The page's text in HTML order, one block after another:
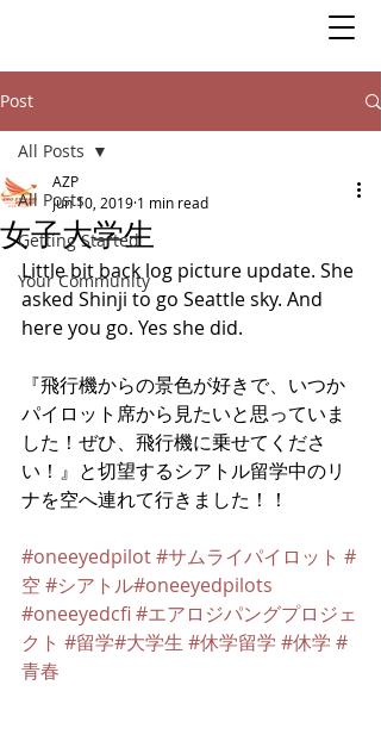
Post
All Posts
Getting Started
Your Community
All Posts
女子大学生
AZP
Jun 10, 2019 1 min read
Little bit back log picture update. She
asked Shinji to go Seattle sky. And
here you go. Yes she did.
『飛行機からの景色が好きで、いつか
パイロット席から見たいと思っていま
した！ぜひ、飛行機に乗せてくださ
い！』と切望するシアトル留学中のリ
ナを空へ連れて行きました！！
#oneeyedpilot#サムライパイロット #
空 #シアトル#oneeyedpilots
#oneeyedcfi #エアロジパングプロジェ
クト #留学#大学生 #休学留学 #休学 #
青春